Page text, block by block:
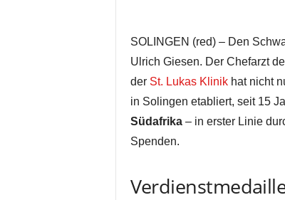
SOLINGEN (red) – Den
Ulrich Giesen. Der Chefarzt
der St. Lukas Klinikhat nicht
in Solingen etabliert, seit 15
Südafrika– in erster Linie
Spenden.